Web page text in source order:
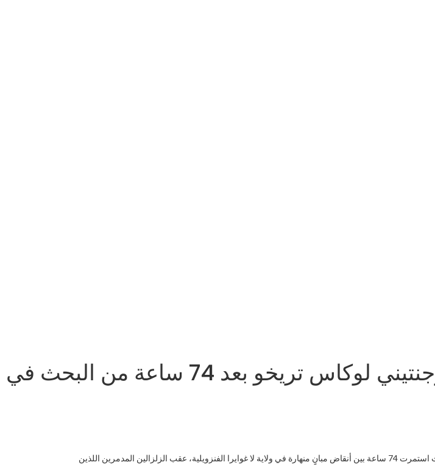
العثور على جثامين زوجة وطفلي اللاعب الأرجنتيني لوكاس تريخو بعد 74 ساعة من البحث في
أُعلن العثور على جثامين زوجة لاعب كرة القدم الأرجنتيني لوكاس تريخو وطفليه، بعد عملية بحث استمرت 74 ساعة بين أنقاض مبانٍ منهارة في ولاية لا غوايرا الفنزويلية، عقب الزلزالين المدمرين اللذين